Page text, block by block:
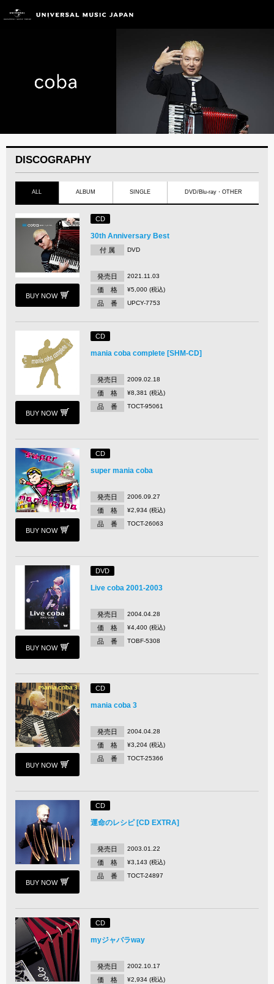
DISCOGRAPHY
ALL ALBUM SINGLE DVD/Blu-ray・OTHER
BUY NOW
CD
30th Anniversary Best
付 属 DVD
発売日 2021.11.03
価 格 ¥5,000 (税込)
品 番 UPCY-7753
BUY NOW
CD
mania coba complete [SHM-CD]
発売日 2009.02.18
価 格 ¥8,381 (税込)
品 番 TOCT-95061
BUY NOW
CD
super mania coba
発売日 2006.09.27
価 格 ¥2,934 (税込)
品 番 TOCT-26063
BUY NOW
DVD
Live coba 2001-2003
発売日 2004.04.28
価 格 ¥4,400 (税込)
品 番 TOBF-5308
BUY NOW
CD
mania coba 3
発売日 2004.04.28
価 格 ¥3,204 (税込)
品 番 TOCT-25366
BUY NOW
CD
運命のレシピ [CD EXTRA]
発売日 2003.01.22
価 格 ¥3,143 (税込)
品 番 TOCT-24897
CD
myジャバラway
発売日 2002.10.17
価 格 ¥2,934 (税込)